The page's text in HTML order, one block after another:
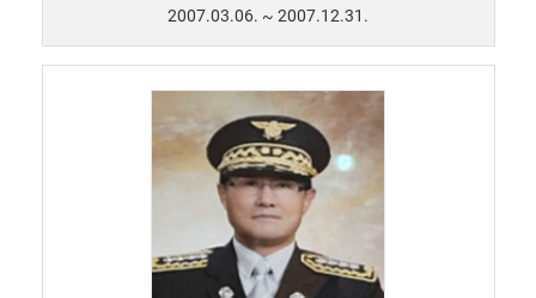
2007.03.06. ~ 2007.12.31.